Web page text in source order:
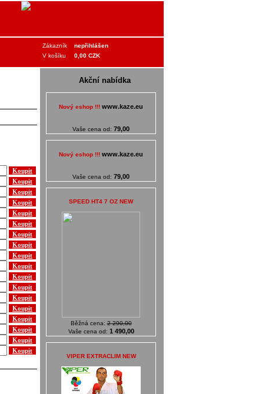
Zákazník
nepřihlášen
V košíku
0,00 CZK
Akční nabídka
Nový eshop !!! www.kaze.eu
Vaše cena od: 79,00
Nový eshop !!! www.kaze.eu
Vaše cena od: 79,00
SPEED HT4 7 OZ NEW
Běžná cena:2 290,00
Vaše cena od: 1 490,00
VIPER EXTRACLIM NEW